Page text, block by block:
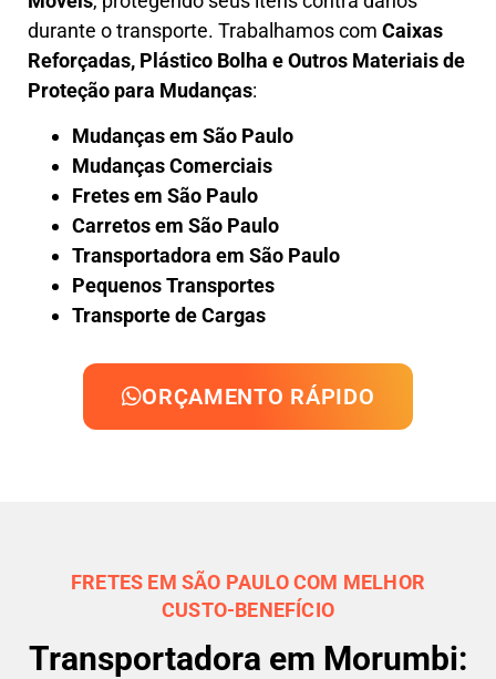
durante o transporte. Trabalhamos com Caixas
Reforçadas, Plástico Bolha e Outros Materiais de
Proteção para Mudanças:
Mudanças em São Paulo
Mudanças Comerciais
Fretes em São Paulo
Carretos em São Paulo
Transportadora em São Paulo
Pequenos Transportes
Transporte de Cargas
ORÇAMENTO RÁPIDO
FRETES EM SÃO PAULO COM MELHOR
CUSTO-BENEFÍCIO
Transportadora em Morumbi: